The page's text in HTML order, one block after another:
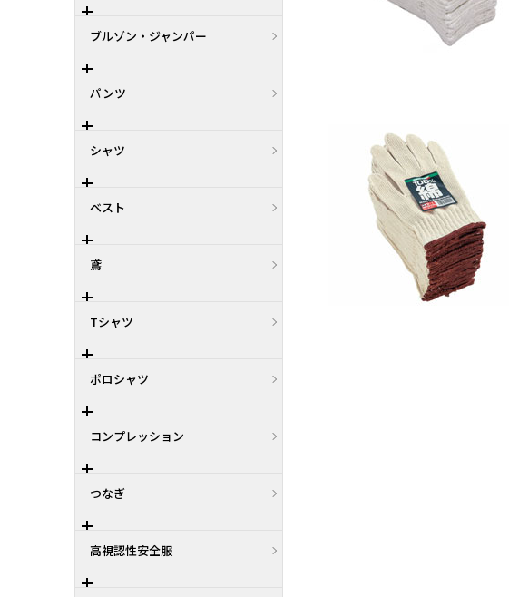
ブルゾン・ジャンパー
パンツ
シャツ
ベスト
鳶
Tシャツ
ポロシャツ
コンプレッション
つなぎ
高視認性安全服